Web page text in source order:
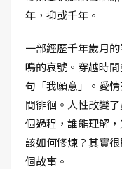
年，抑或千年。
一部經歷千年歲月
鳴的哀號。穿越時
句「我願意」。愛
間徘徊。人性改變
個過程，誰能理解
該如何修煉？其實
個故事。